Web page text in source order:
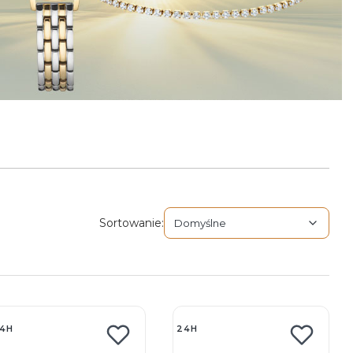
Sortowanie: Domyślne
Domyślne
24H